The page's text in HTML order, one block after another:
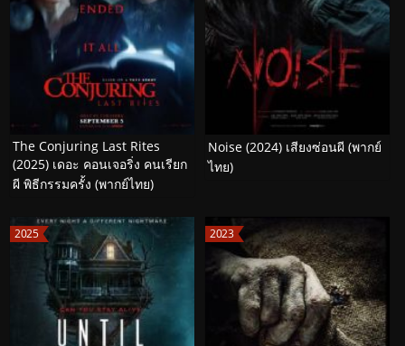
The Conjuring Last Rites
(2025) เดอะ คอนเจอริ่ง คนเรียก
ผี พิธีกรรมครั้ง (พากย์ไทย)
Noise (2024) เสียงซ่อนผี (พากย์
ไทย)
2025 2023